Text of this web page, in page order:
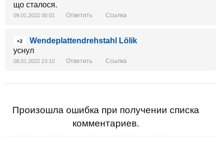
що сталося.
09.01.2022 00:01 Ответить Ссылка
+2
Wendeplattendrehstahl Lölik
уснул
08.01.2022 23:10 Ответить Ссылка
Произошла ошибка при получении списка
комментариев.